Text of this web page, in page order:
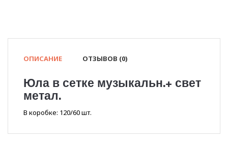
ОПИСАНИЕ ОТЗЫВОВ (0)
Юла в сетке музыкальн.+ свет
метал.
В коробке: 120/60 шт.